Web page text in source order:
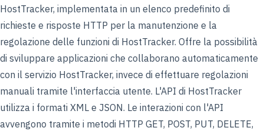
HostTracker, implementata in un elenco predefinito di
richieste e risposte HTTP per la manutenzione e la
regolazione delle funzioni di HostTracker. Offre la possibilità
di sviluppare applicazioni che collaborano automaticamente
con il servizio HostTracker, invece di effettuare regolazioni
manuali tramite l'interfaccia utente. L'API di HostTracker
utilizza i formati XML e JSON. Le interazioni con l'API
avvengono tramite i metodi HTTP GET, POST, PUT, DELETE,